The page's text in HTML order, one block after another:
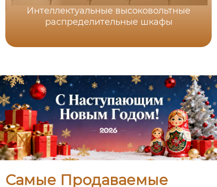
Интеллектуальные высоковольтные
распределительные шкафы
Самые Продаваемые